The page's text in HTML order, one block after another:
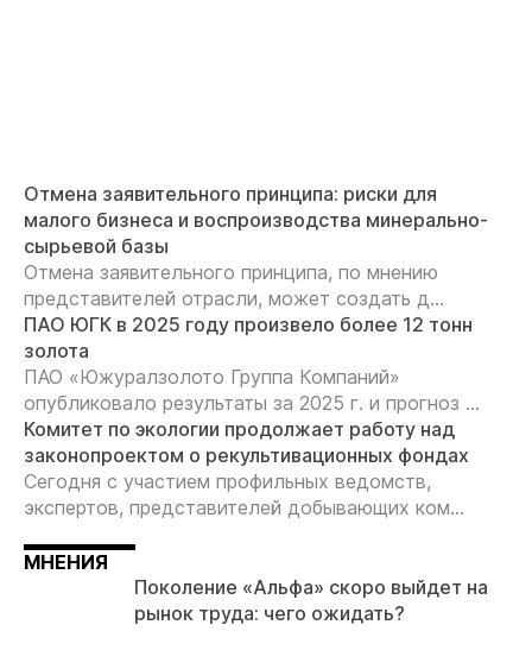
Отмена заявительного принципа: риски для
малого бизнеса и воспроизводства минерально-
сырьевой базы
Отмена заявительного принципа, по мнению
представителей отрасли, может создать д...
ПАО ЮГК в 2025 году произвело более 12 тонн
золота
ПАО «Южуралзолото Группа Компаний»
опубликовало результаты за 2025 г. и прогноз ...
Комитет по экологии продолжает работу над
законопроектом о рекультивационных фондах
Сегодня с участием профильных ведомств,
экспертов, представителей добывающих ком...
МНЕНИЯ
Поколение «Альфа» скоро выйдет на
рынок труда: чего ожидать?